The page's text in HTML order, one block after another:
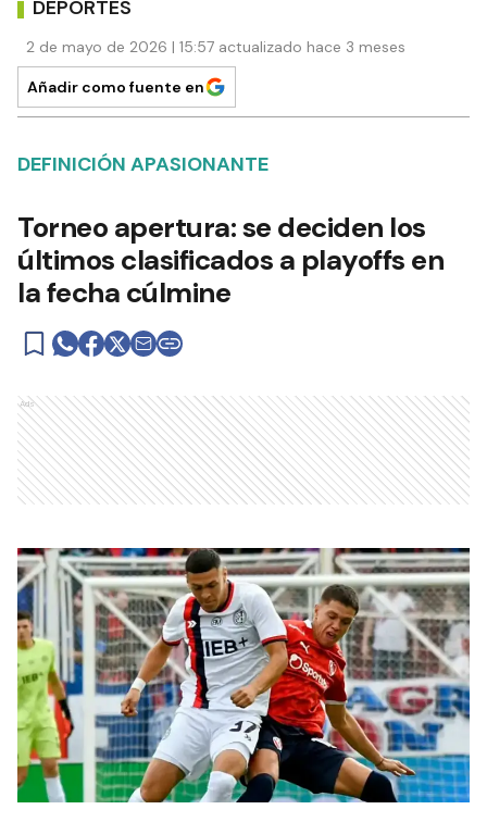
DEPORTES
2 de mayo de 2026 | 15:57 actualizado hace 3 meses
Añadir como fuente en
DEFINICIÓN APASIONANTE
Torneo apertura: se deciden los
últimos clasificados a playoffs en
la fecha cúlmine
Ads